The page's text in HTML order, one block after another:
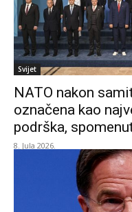
Svijet
NATO nakon
označena kao
podrška,
8. Jula 2026.